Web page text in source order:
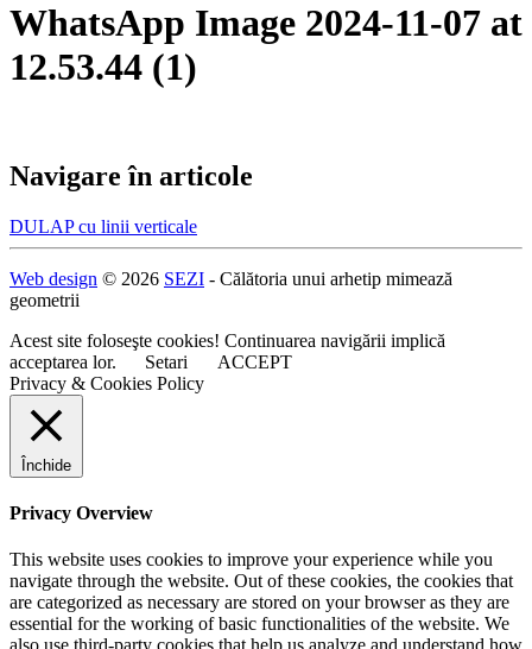
WhatsApp Image 2024-11-07 at
12.53.44 (1)
Navigare în articole
DULAP cu linii verticale
Web design © 2026 SEZI - Călătoria unui arhetip mimează
geometrii
Acest site foloseşte cookies! Continuarea navigării implică
acceptarea lor.
Setari
ACCEPT
Privacy & Cookies Policy
Închide
Privacy Overview
This website uses cookies to improve your experience while you
navigate through the website. Out of these cookies, the cookies that
are categorized as necessary are stored on your browser as they are
essential for the working of basic functionalities of the website. We